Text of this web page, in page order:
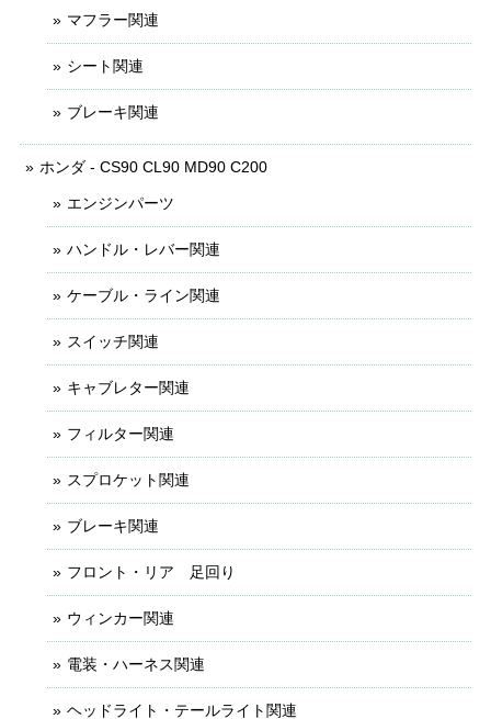
マフラー関連
シート関連
ブレーキ関連
ホンダ - CS90 CL90 MD90 C200
エンジンパーツ
ハンドル・レバー関連
ケーブル・ライン関連
スイッチ関連
キャブレター関連
フィルター関連
スプロケット関連
ブレーキ関連
フロント・リア 足回り
ウィンカー関連
電装・ハーネス関連
ヘッドライト・テールライト関連